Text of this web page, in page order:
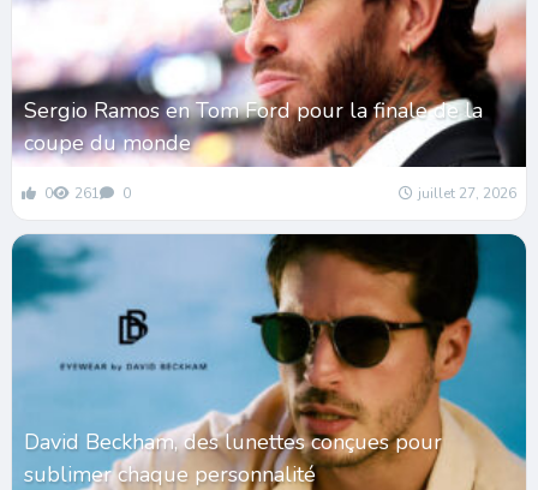
Sergio Ramos en Tom Ford pour la finale de la
coupe du monde
0 261 0 juillet 27, 2026
David Beckham, des lunettes conçues pour
sublimer chaque personnalité